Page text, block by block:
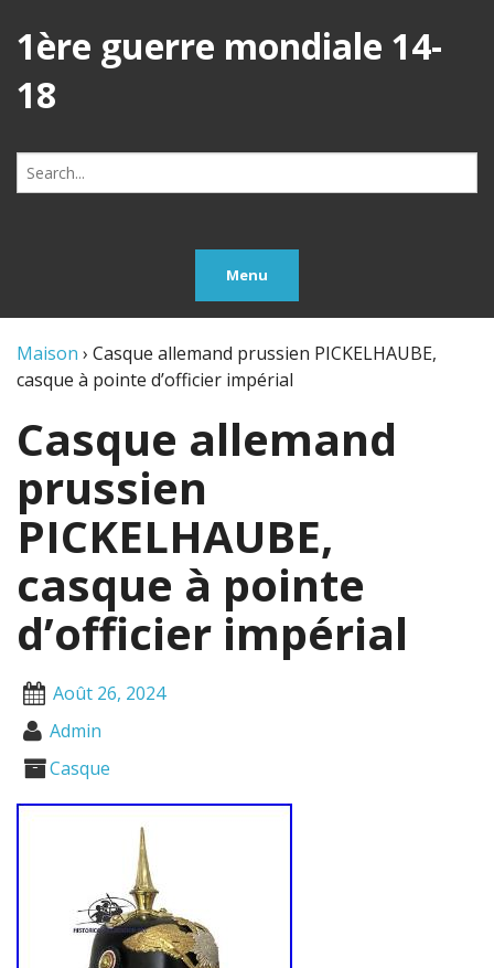
1ère guerre mondiale 14-
18
Search
for:
Menu
Maison › Casque allemand prussien PICKELHAUBE,
casque à pointe d’officier impérial
Casque allemand
prussien
PICKELHAUBE,
casque à pointe
d’officier impérial
Août 26, 2024
Admin
Casque